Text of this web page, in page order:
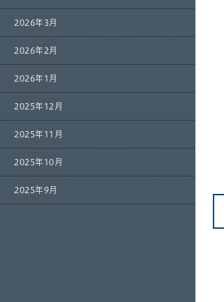
2026年3月
2026年2月
2026年1月
2025年12月
2025年11月
2025年10月
2025年9月